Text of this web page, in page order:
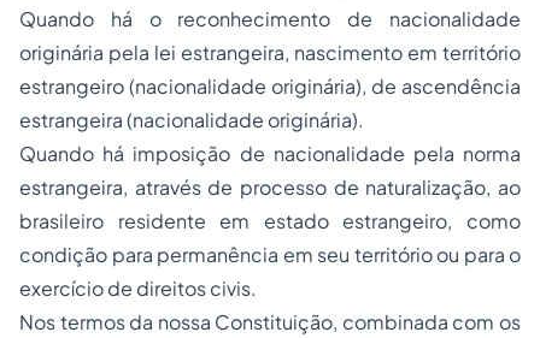
Quando há o reconhecimento de nacionalidade
originária pela lei estrangeira, nascimento em território
estrangeiro (nacionalidade originária), de ascendência
estrangeira (nacionalidade originária).
Quando há imposição de nacionalidade pela norma
estrangeira, através de processo de naturalização, ao
brasileiro residente em estado estrangeiro, como
condição para permanência em seu território ou para o
exercício de direitos civis.
Nos termos da nossa Constituição, combinada com os